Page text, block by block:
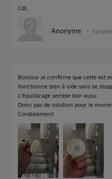
CdL
Anonyme il y a
Bonjour je confirme que cette est
fonctionne bien à vide sans se
L’équilibrage semble bon aussi.
Donc pas de solution pour le
Cordialement